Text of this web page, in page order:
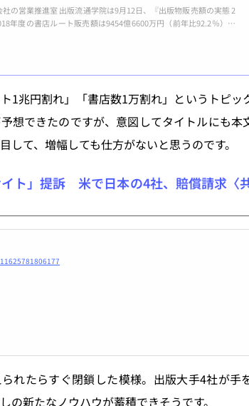
の営業推進室 出版流通学院は9月12日、『出版物販売額の実態 2
年度の書店ルート販売額は9454億6600万円（前年比92.2％）、
大学生協・駅・スーパー・ドラッグストアなど）の減少傾向が続い
1兆円割れ」「書店数1万割れ」というトピッ
想できたのですが、意図してタイトルにも本
して、増幅しても仕方がないと思うのです。
ト」提訴 米で日本の4社、賠償請求〈
れたらすぐ閉鎖した模様。出版大手4社が手
の新たなノウハウが蓄積できそうです。